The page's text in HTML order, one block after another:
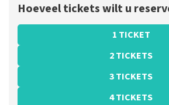
Hoeveel tickets wilt u
1 TICKET
2 TICKETS
3 TICKETS
4 TICKETS